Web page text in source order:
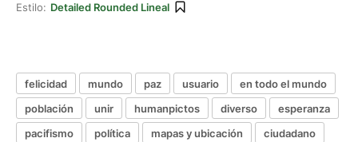
Estilo: Detailed Rounded Lineal
felicidad mundo paz usuario
en todo el mundo
población
unir humanpictos diverso
esperanza
pacifismo
política mapas y ubicación ciudadano